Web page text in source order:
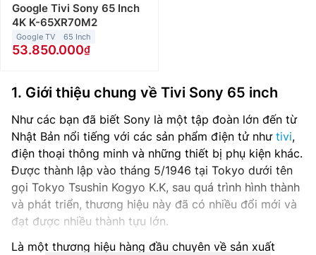
Google Tivi Sony 65 Inch
4K K-65XR70M2
Google TV 65 Inch
53.850.000
1. Giới thiệu chung về Tivi Sony 65 inch
Như các bạn đã biết Sony là một tập đoàn lớn đến từ
Nhật Bản nổi tiếng với các sản phẩm điện tử như tivi,
điện thoại thông minh và những thiết bị phụ kiện khác.
Được thành lập vào tháng 5/1946 tại Tokyo dưới tên
gọi Tokyo Tsushin Kogyo K.K, sau quá trình hình thành
và phát triển, thương hiệu này đã có nhiều đổi mới và
đạt được nhiều thành tựu lớn.
Là một thương hiệu hàng đầu chuyên về sản xuất